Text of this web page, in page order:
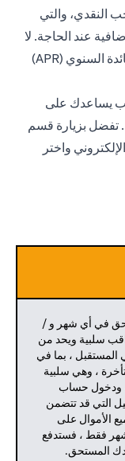
النقدي، والتي
عند الحاجة. لا
تنسَ التحقق من رسوم المعاملة ومعدل الفائدة السنوي (APR)
يساعدك على
تفضل بزيارة قسم
واختر
في أي شهر و /
سلبية ويحد من
، بما في
، وهي سلبية
، ودخول حساب
التي قد تتضمن
الأموال على
شهر فقط ، فستدفع
المستحق.